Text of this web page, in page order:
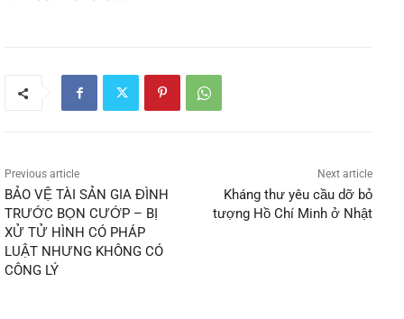
Previous article
BẢO VỆ TÀI SẢN GIA ĐÌNH
TRƯỚC BỌN CƯỚP – BỊ
XỬ TỬ HÌNH CÓ PHÁP
LUẬT NHƯNG KHÔNG CÓ
CÔNG LÝ
Next article
Kháng thư yêu cầu dỡ bỏ
tượng Hồ Chí Minh ở Nhật